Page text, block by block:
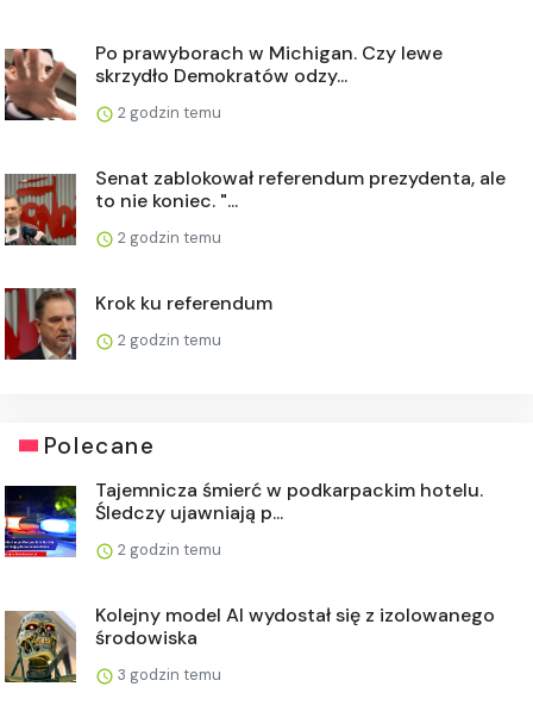
Po prawyborach w Michigan. Czy lewe
skrzydło Demokratów odzy...
2 godzin temu
Senat zablokował referendum prezydenta, ale
to nie koniec. "...
2 godzin temu
Krok ku referendum
2 godzin temu
Polecane
Tajemnicza śmierć w podkarpackim hotelu.
Śledczy ujawniają p...
2 godzin temu
Kolejny model AI wydostał się z izolowanego
środowiska
3 godzin temu